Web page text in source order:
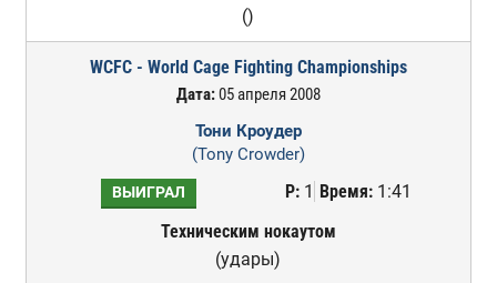
()
WCFC - World Cage Fighting Championships
Дата:05 апреля 2008
Тони Кроудер
(Tony Crowder)
ВЫИГРАЛ Р:1 Время:1:41
Техническим нокаутом
(удары)